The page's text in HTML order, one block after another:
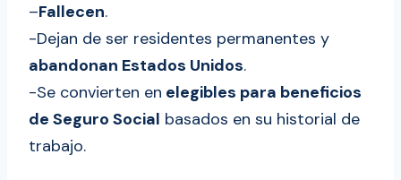
–Fallecen.
-Dejan de ser residentes permanentes y
abandonan Estados Unidos.
-Se convierten en elegibles para beneficios
de Seguro Social basados en su historial de
trabajo.